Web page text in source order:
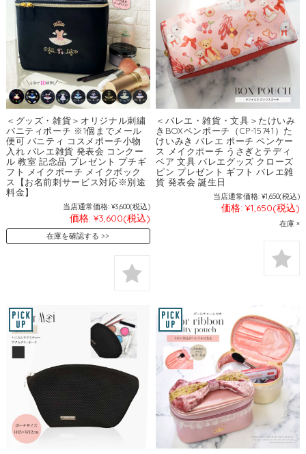
＜グッズ・雑貨＞オリジナル刺繍
バニティポーチ ※1個までメール
便可 バニティ コスメポーチ小物
入れ バレエ雑貨 発表会 コンクー
ル 教室 記念品 プレゼント プチギ
フト メイクポーチ メイクボック
ス【お名前刺サービス対応※別途
料金】
当店通常価格: ¥3,600(税込)
価格: ¥3,600(税込)
在庫を確認する
＜バレエ・雑貨・文具＞たけいみ
きBOXペンポーチ（CP-15741）た
けいみき バレエ ポーチ ペンケー
ス メイクポーチ うさぎとテディ
ベア 文具 バレエグッズ クローズ
ピン プレゼント ギフト バレエ雑
貨 発表会 誕生日
当店通常価格: ¥1,650(税込)
価格: ¥1,650(税込)
在庫 ×